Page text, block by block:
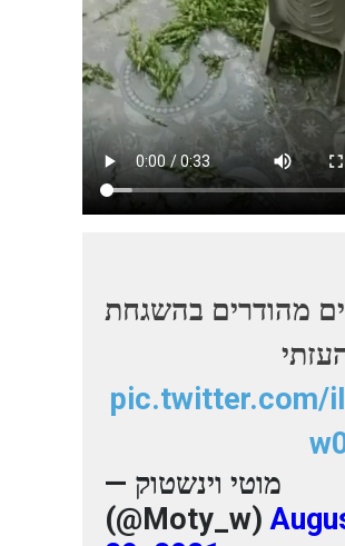
מהודרים בהשגחת
pic.twitter.com/
— מוטי וינשטוק
(@Moty_w)